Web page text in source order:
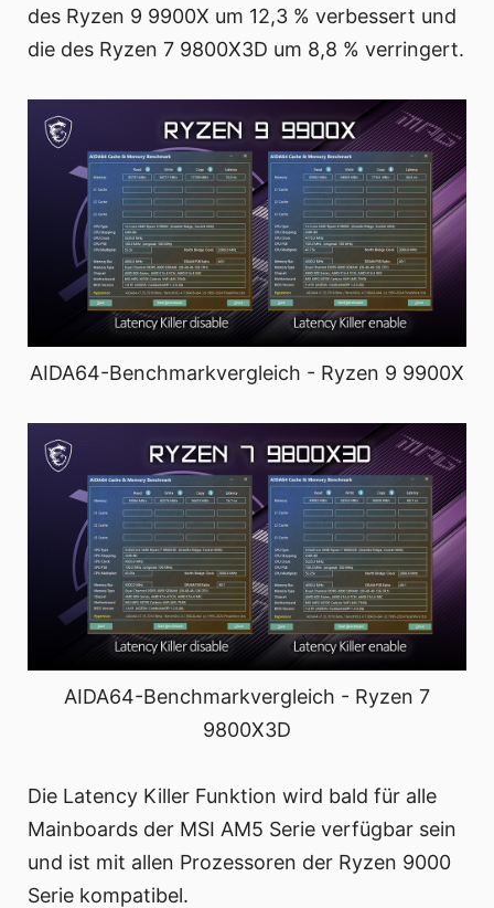
des Ryzen 9 9900X um 12,3 % verbessert und
die des Ryzen 7 9800X3D um 8,8 % verringert.
AIDA64-Benchmarkvergleich - Ryzen 9 9900X
AIDA64-Benchmarkvergleich - Ryzen 7
9800X3D
Die Latency Killer Funktion wird bald für alle
Mainboards der MSI AM5 Serie verfügbar sein
und ist mit allen Prozessoren der Ryzen 9000
Serie kompatibel.